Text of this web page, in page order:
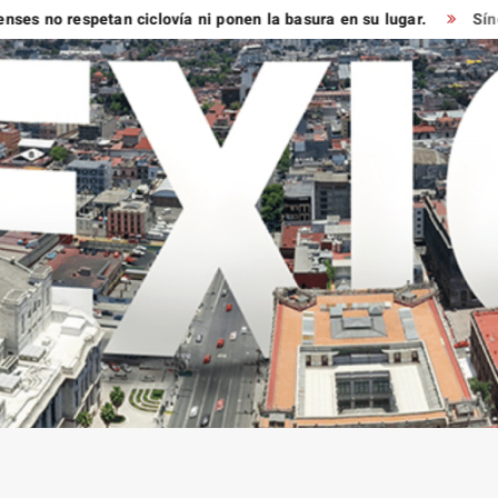
respetan ciclovía ni ponen la basura en su lugar. Síndico